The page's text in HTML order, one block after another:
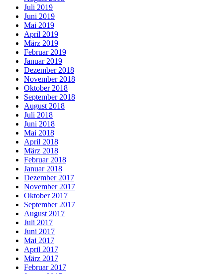
Juli 2019
Juni 2019
Mai 2019
April 2019
März 2019
Februar 2019
Januar 2019
Dezember 2018
November 2018
Oktober 2018
September 2018
August 2018
Juli 2018
Juni 2018
Mai 2018
April 2018
März 2018
Februar 2018
Januar 2018
Dezember 2017
November 2017
Oktober 2017
September 2017
August 2017
Juli 2017
Juni 2017
Mai 2017
April 2017
März 2017
Februar 2017